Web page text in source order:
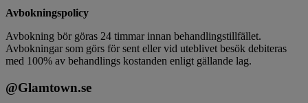
Avbokningspolicy
Avbokning bör göras 24 timmar innan behandlingstillfället.
Avbokningar som görs för sent eller vid uteblivet besök debiteras
med 100% av behandlings kostanden enligt gällande lag.
@Glamtown.se